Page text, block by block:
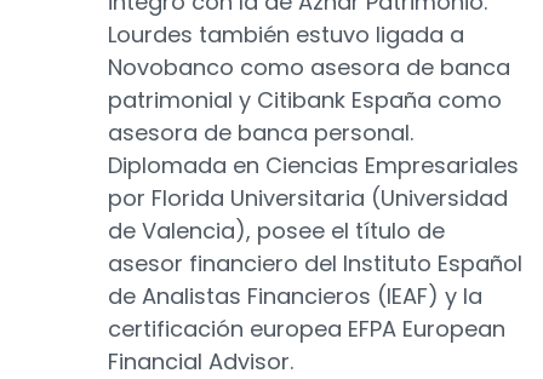
Lourdes también estuvo ligada a
Novobanco como asesora de banca
patrimonial y Citibank España como
asesora de banca personal.
Diplomada en Ciencias Empresariales
por Florida Universitaria (Universidad
de Valencia), posee el título de
asesor financiero del Instituto Español
de Analistas Financieros (IEAF) y la
certificación europea EFPA European
Financial Advisor.